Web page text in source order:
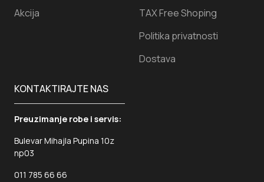
TAX Free Shoping
Politika privatnosti
Dostava
KONTAKTIRAJTE NAS
Preuzimanje robe i servis:
Bulevar Mihajla Pupina 10z
np03
011 785 66 66
Akcija